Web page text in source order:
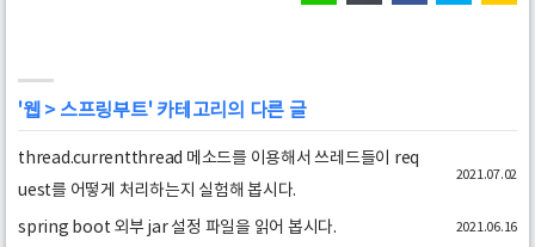
'웹 > 스프링부트' 카테고리의 다른 글
thread.currentthread 메소드를 이용해서 쓰레드들이 req
uest를 어떻게 처리하는지 실험해 봅시다.
2021.07.02
spring boot 외부 jar 설정 파일을 읽어 봅시다. 2021.06.16